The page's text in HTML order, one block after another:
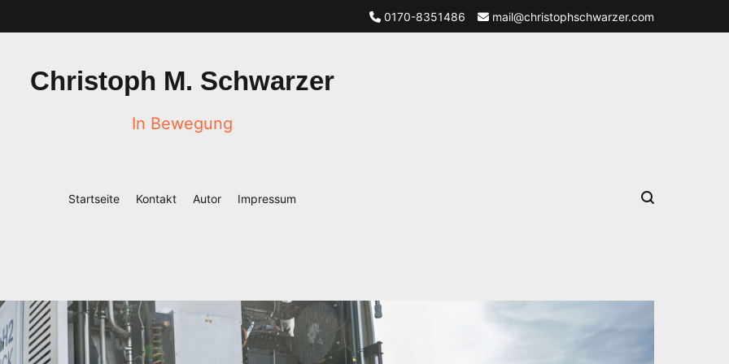
0170-8351486 mail@christophschwarzer.com
Christoph M. Schwarzer
In Bewegung
Startseite Kontakt Autor Impressum